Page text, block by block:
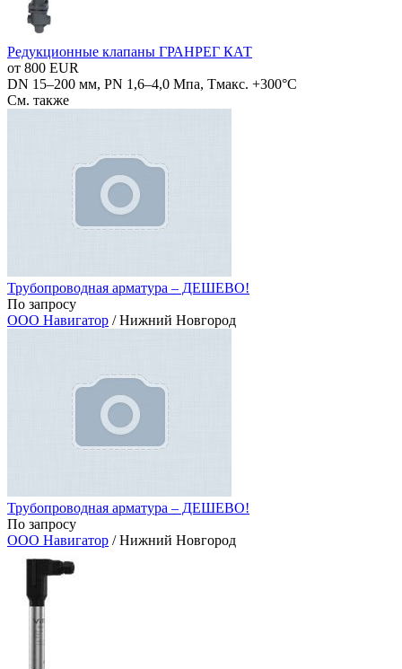
Редукционные клапаны ГРАНРЕГ КАТ
от 800 EUR
DN 15–200 мм, PN 1,6–4,0 Мпа, Тмакс. +300°С
См. также
Трубопроводная арматура – ДЕШЕВО!
По запросу
ООО Навигатор / Нижний Новгород
Трубопроводная арматура – ДЕШЕВО!
По запросу
ООО Навигатор / Нижний Новгород